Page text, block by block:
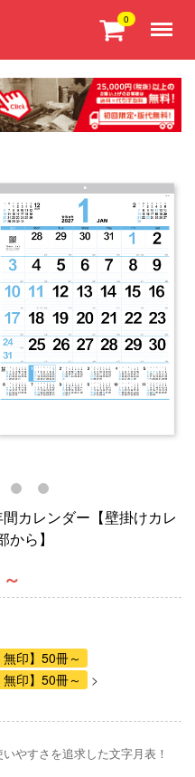
0
カレンダー【壁掛けカレ
から】
～
印】50冊～
印】50冊～
やすさを追求した文字月表！